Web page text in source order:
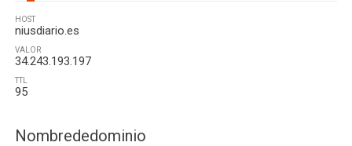
HOST
niusdiario.es
VALOR
34.243.193.197
TTL
95
Nombrededominio